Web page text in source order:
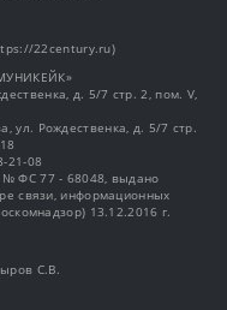
22century.ru)
д. 5/7 стр. 2, пом. V,
ул. Рождественка, д. 5/7 стр.
21-08
№ ФС 77 - 68048, выдано
связи, информационных
13.12.2016 г.
С.В.